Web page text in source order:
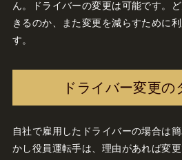
ん。ドライバーの変更は可能です。
きるのか、また変更を減らすために
す。
ドライバー変更の
自社で雇用したドライバーの場合は
かし役員運転手は、理由があれば変